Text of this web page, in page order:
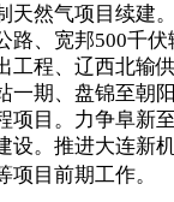
天然气项目续建
路、宽邦500千伏
工程、辽西北输
一期、盘锦至朝
项目。力争阜新
设。推进大连新
等项目前期工作